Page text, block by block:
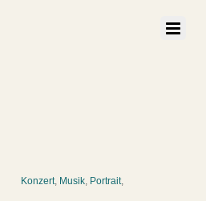
Konzert, Musik, Portrait,